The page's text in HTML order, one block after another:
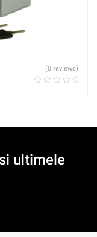
(0 reviews)
ultimele